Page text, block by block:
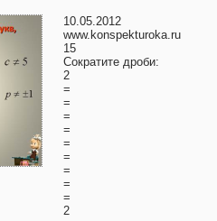
10.05.2012
www.konspekturoka.ru
15
Сократите дроби:
2
=
=
=
=
=
=
=
=
=
2